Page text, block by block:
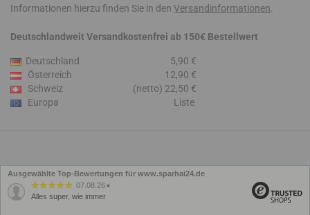
Informationen hierzu finden Sie in den Versandinformationen.
Deutschlandweit Versandkostenfrei ab 150€ Bestellwert
Deutschland
5,90 €
Österreich
12,90 €
Schweiz
(netto) 22,50 €
Europa
Liste
Ausgewählte Top-Bewertungen für www.sparhai24.de
07.08.26 ▼
Alles super, wie immer